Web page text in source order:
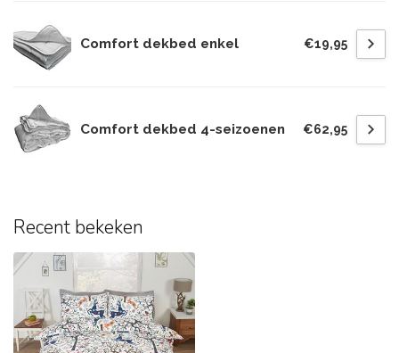
Comfort dekbed enkel €19,95
Comfort dekbed 4-seizoenen €62,95
Recent bekeken